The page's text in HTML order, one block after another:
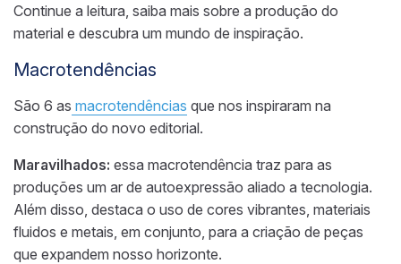
Continue a leitura, saiba mais sobre a produção do
material e descubra um mundo de inspiração.
Macrotendências
São 6 as macrotendências que nos inspiraram na
construção do novo editorial.
Maravilhados: essa macrotendência traz para as
produções um ar de autoexpressão aliado a tecnologia.
Além disso, destaca o uso de cores vibrantes, materiais
fluidos e metais, em conjunto, para a criação de peças
que expandem nosso horizonte.